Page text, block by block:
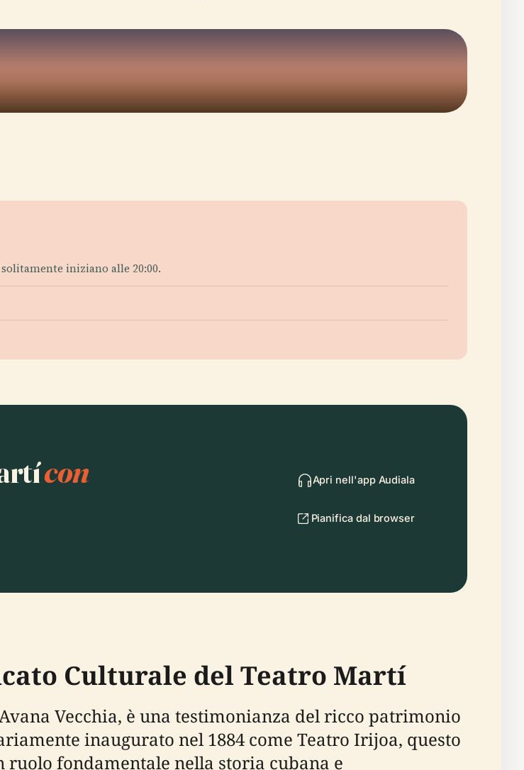
iniziano alle 20:00.
con Apri nell'app Audiala
Pianifica dal browser
Culturale del Teatro Martí
Vecchia, è una testimonianza del ricco patrimonio
inaugurato nel 1884 come Teatro Irijoa, questo
fondamentale nella storia cubana e